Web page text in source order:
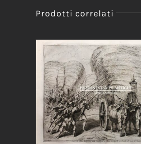
Prodotti correlati
AGGIUNGI AL CARRELLO
DETTAGLI